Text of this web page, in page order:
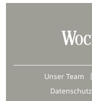
Unser Team
Datenschutz